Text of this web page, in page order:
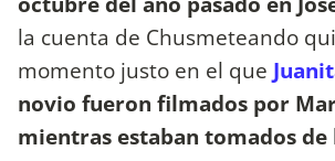
la cuenta de Chusmeteando
momento justo en el que
novio fueron filmados por
mientras estaban tomados de